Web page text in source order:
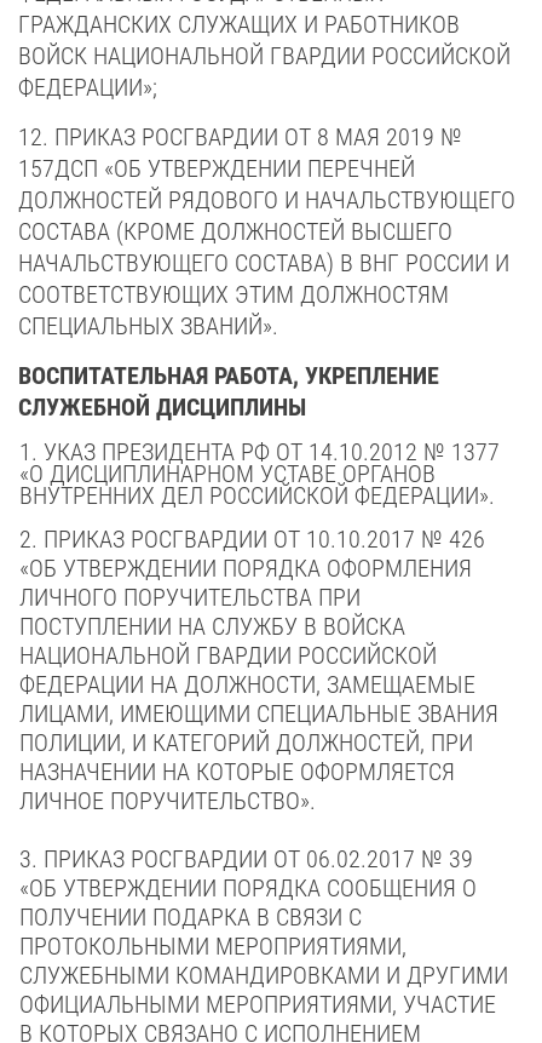
ГРАЖДАНСКИХ СЛУЖАЩИХ И РАБОТНИКОВ
ВОЙСК НАЦИОНАЛЬНОЙ ГВАРДИИ РОССИЙСКОЙ
ФЕДЕРАЦИИ»;
12. ПРИКАЗ РОСГВАРДИИ ОТ 8 МАЯ 2019 №
157ДСП «ОБ УТВЕРЖДЕНИИ ПЕРЕЧНЕЙ
ДОЛЖНОСТЕЙ РЯДОВОГО И НАЧАЛЬСТВУЮЩЕГО
СОСТАВА (КРОМЕ ДОЛЖНОСТЕЙ ВЫСШЕГО
НАЧАЛЬСТВУЮЩЕГО СОСТАВА) В ВНГ РОССИИ И
СООТВЕТСТВУЮЩИХ ЭТИМ ДОЛЖНОСТЯМ
СПЕЦИАЛЬНЫХ ЗВАНИЙ».
ВОСПИТАТЕЛЬНАЯ РАБОТА, УКРЕПЛЕНИЕ
СЛУЖЕБНОЙ ДИСЦИПЛИНЫ
1. УКАЗ ПРЕЗИДЕНТА РФ ОТ 14.10.2012 № 1377
«О ДИСЦИПЛИНАРНОМ УСТАВЕ ОРГАНОВ
ВНУТРЕННИХ ДЕЛ РОССИЙСКОЙ ФЕДЕРАЦИИ».
2. ПРИКАЗ РОСГВАРДИИ ОТ 10.10.2017 № 426
«ОБ УТВЕРЖДЕНИИ ПОРЯДКА ОФОРМЛЕНИЯ
ЛИЧНОГО ПОРУЧИТЕЛЬСТВА ПРИ
ПОСТУПЛЕНИИ НА СЛУЖБУ В ВОЙСКА
НАЦИОНАЛЬНОЙ ГВАРДИИ РОССИЙСКОЙ
ФЕДЕРАЦИИ НА ДОЛЖНОСТИ, ЗАМЕЩАЕМЫЕ
ЛИЦАМИ, ИМЕЮЩИМИ СПЕЦИАЛЬНЫЕ ЗВАНИЯ
ПОЛИЦИИ, И КАТЕГОРИЙ ДОЛЖНОСТЕЙ, ПРИ
НАЗНАЧЕНИИ НА КОТОРЫЕ ОФОРМЛЯЕТСЯ
ЛИЧНОЕ ПОРУЧИТЕЛЬСТВО».
3. ПРИКАЗ РОСГВАРДИИ ОТ 06.02.2017 № 39
«ОБ УТВЕРЖДЕНИИ ПОРЯДКА СООБЩЕНИЯ О
ПОЛУЧЕНИИ ПОДАРКА В СВЯЗИ С
ПРОТОКОЛЬНЫМИ МЕРОПРИЯТИЯМИ,
СЛУЖЕБНЫМИ КОМАНДИРОВКАМИ И ДРУГИМИ
ОФИЦИАЛЬНЫМИ МЕРОПРИЯТИЯМИ, УЧАСТИЕ
В КОТОРЫХ СВЯЗАНО С ИСПОЛНЕНИЕМ